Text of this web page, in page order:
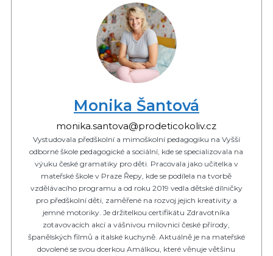
Monika Šantová
monika.santova@prodeticokoliv.cz
Vystudovala předškolní a mimoškolní pedagogiku na Vyšší
odborné škole pedagogické a sociální, kde se specializovala na
výuku české gramatiky pro děti. Pracovala jako učitelka v
mateřské škole v Praze Řepy, kde se podílela na tvorbě
vzdělávacího programu a od roku 2019 vedla dětské dílničky
pro předškolní děti, zaměřené na rozvoj jejich kreativity a
jemné motoriky. Je držitelkou certifikátu Zdravotníka
zotavovacích akcí a vášnivou milovnicí české přírody,
španělských filmů a italské kuchyně. Aktuálně je na mateřské
dovolené se svou dcerkou Amálkou, které věnuje většinu